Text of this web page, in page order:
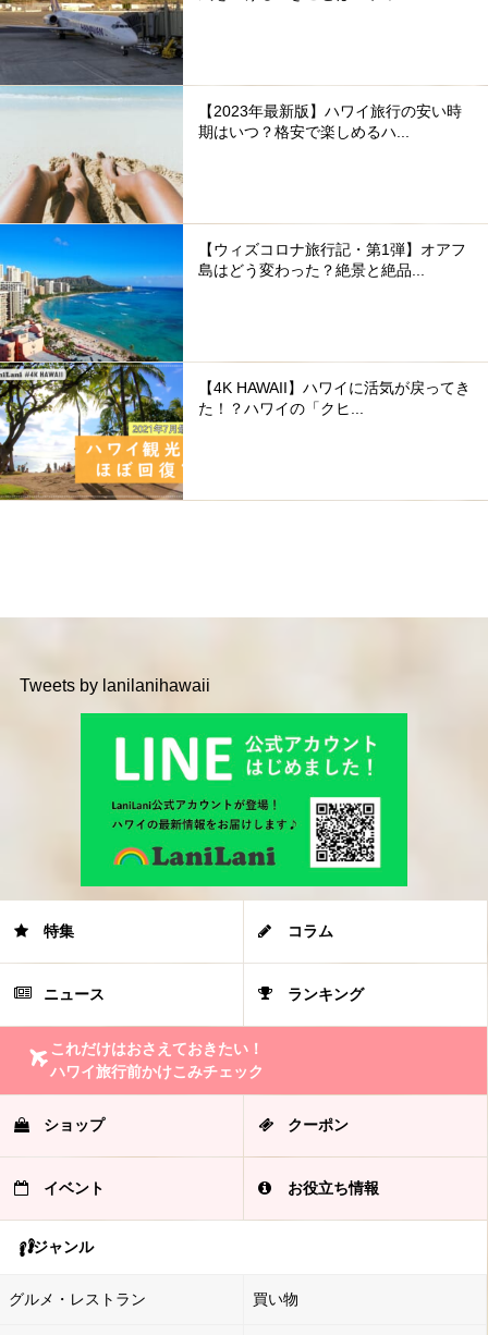
【2023年最新版】ハワイ旅行の安い時
期はいつ？格安で楽しめるハ...
【ウィズコロナ旅行記・第1弾】オアフ
島はどう変わった？絶景と絶品...
【4K HAWAII】ハワイに活気が戻ってき
た！？ハワイの「クヒ...
Tweets by lanilanihawaii
特集 コラム
ニュース ランキング
これだけはおさえておきたい！
ハワイ旅行前かけこみチェック
ショップ クーポン
イベント お役立ち情報
ジャンル
グルメ・レストラン 買い物